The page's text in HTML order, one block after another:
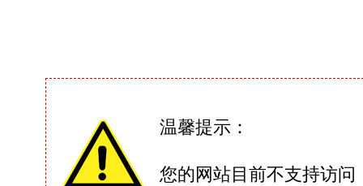
温馨提示：
您的网站目前不支持访